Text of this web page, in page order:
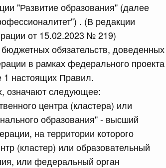
"Развитие образования" (далее
. (В редакции
от 15.02.2023 № 219)
обязательств, доведенных
в рамках федерального проекта
1 настоящих Правил.
означают следующее:
центра (кластера) или
образования" - высший
на территории которого
(кластер) или образовательный
или федеральный орган
г. № 919
2022 г.
№ 915
2021
г. № 906